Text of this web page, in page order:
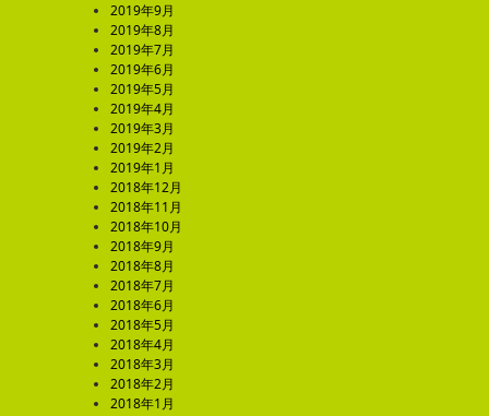
2019年9月
2019年8月
2019年7月
2019年6月
2019年5月
2019年4月
2019年3月
2019年2月
2019年1月
2018年12月
2018年11月
2018年10月
2018年9月
2018年8月
2018年7月
2018年6月
2018年5月
2018年4月
2018年3月
2018年2月
2018年1月